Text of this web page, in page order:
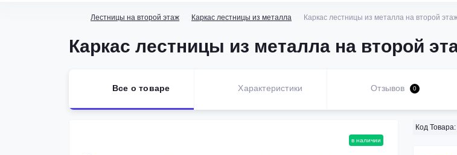
Лестницы на второй этаж Каркас лестницы из металла Каркас лестницы из металла на второй
Каркас лестницы из металла на второй
Все о товаре Характеристики Отзывов 0
в наличии
Код Товара: